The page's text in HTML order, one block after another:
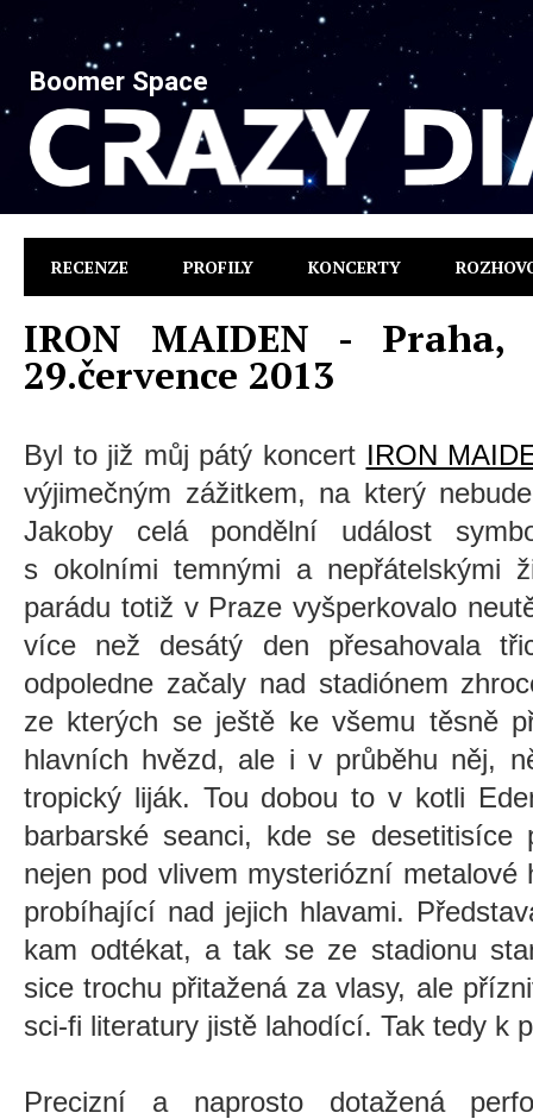
Boomer Space
RECENZE PROFILY KONCERTY
IRON MAIDEN -
29.července 2013
Byl to již můj pátý koncert IRON
výjimečným zážitkem, na který
Jakoby celá pondělní událost
s okolními temnými a nepřátelskými
parádu totiž v Praze vyšperkovalo
více než desátý den přesahovala
odpoledne začaly nad stadiónem
ze kterých se ještě ke všemu těsně
hlavních hvězd, ale i v průběhu něj,
tropický liják. Tou dobou to v kotli
barbarské seanci, kde se desetitisíce
nejen pod vlivem mysteriózní
probíhající nad jejich hlavami.
kam odtékat, a tak se ze stadionu
sice trochu přitažená za vlasy, ale
sci-fi literatury jistě lahodící. Tak tedy k
Precizní a naprosto dotažená